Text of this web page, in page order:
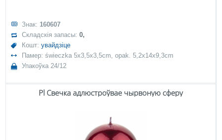
Знак: 160607
Складскія запасы:0,
Кошт:увайдзіце
Памер: świeczka 5x3,5x3,5cm, opak. 5,2x14x9,3cm
Упакоўка 24/12
Pl Свечка адлюстроўвае чырвоную сферу